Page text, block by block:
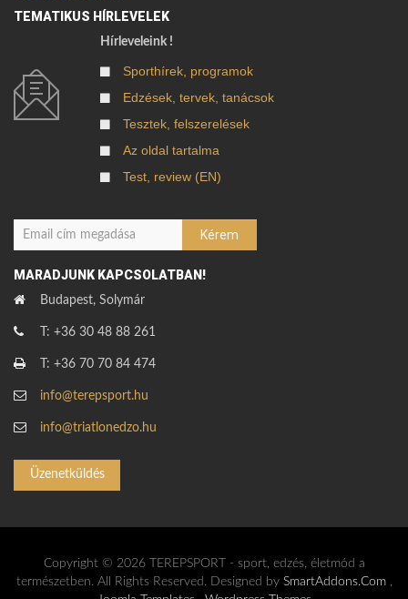
TEMATIKUS HÍRLEVELEK
Hírleveleink !
Sporthírek, programok
Edzések, tervek, tanácsok
Tesztek, felszerelések
Az oldal tartalma
Test, review (EN)
MARADJUNK KAPCSOLATBAN!
Budapest, Solymár
T: +36 30 48 88 261
T: +36 70 70 84 474
info@terepsport.hu
info@triatlonedzo.hu
Üzenetküldés
Copyright © 2026 TEREPSPORT - sport, edzés, életmód a
természetben. All Rights Reserved. Designed by SmartAddons.Com,